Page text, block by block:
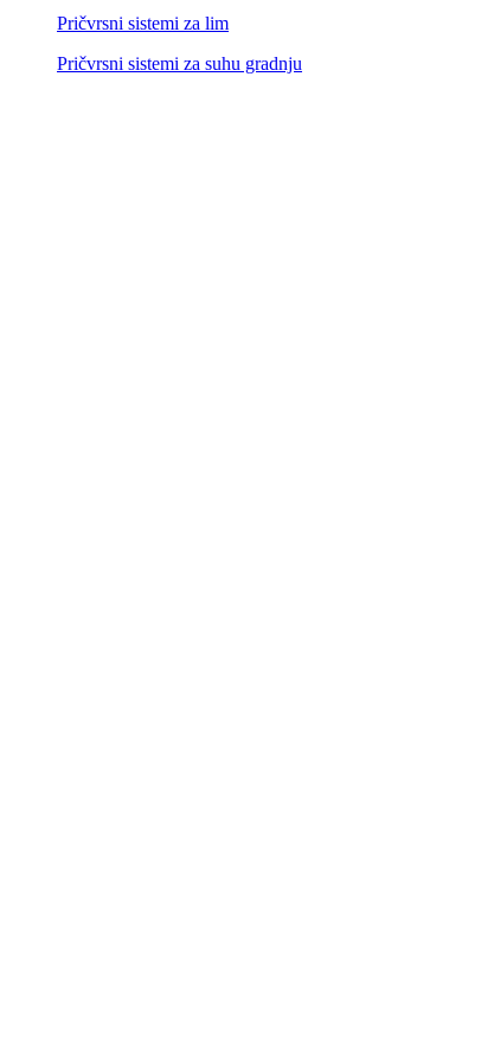
Pričvrsni sistemi za lim
Pričvrsni sistemi za suhu gradnju